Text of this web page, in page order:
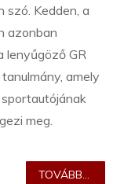
szó. Kedden, a
azonban
lenyűgöző GR
amely
meg.
TOVÁBB...